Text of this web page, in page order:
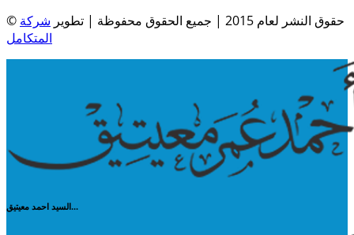
© حقوق النشر لعام 2015 | جميع الحقوق محفوظة | تطوير
شركة
المتكامل
السيد احمد معيتيق...